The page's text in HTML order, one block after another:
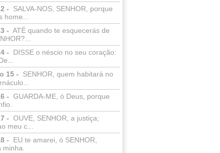
-
SALVA-NOS, SENHOR, porque
home...
- ATÉ quando te esquecerás de
-
DISSE o néscio no seu coração:
15 -
SENHOR, quem habitará no
- GUARDA-ME, ó Deus, porque
- OUVE, SENHOR, a justiça;
meu c...
-
EU te amarei, ó SENHOR,